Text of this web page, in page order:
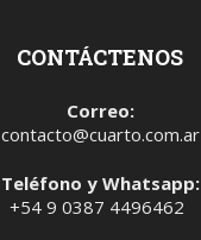
CONTÁCTENOS
Correo:
contacto@cuarto.com.ar
Teléfono y Whatsapp:
+54 9 0387 4496462